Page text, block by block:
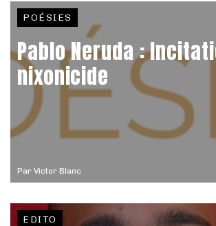
Par Victor Blanc
POÉSIES
Pablo Neruda :
nixonicide
EDITO